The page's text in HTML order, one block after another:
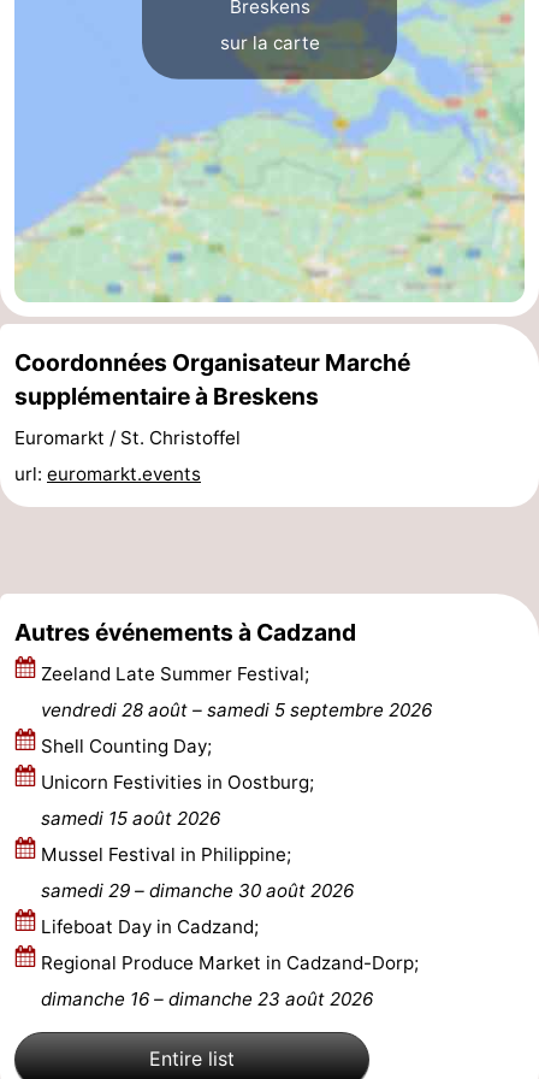
Route
-
Stationnement
Adresses
Médicales
Région
Walcheren
Domburg
-
Zoutelande
Vlissingen
-
Middelburg
Zeeuws-
Vlaanderen
-
Nieuwvliet
-
Breskens
-
Sluis
Cadzand-
-
Breskens
sur la carte
Coordonnées Organisateur Marché
supplémentaire à Breskens
Euromarkt / St. Christoffel
url: euromarkt.events
Autres événements à Cadzand
Zeeland Late Summer Festival;
vendredi 28 août –
samedi 5 septembre 2026
Shell Counting Day;
Unicorn Festivities in Oostburg;
samedi 15 août 2026
Mussel Festival in Philippine;
samedi 29 – dimanche 30 août 2026
Lifeboat Day in Cadzand;
Regional Produce Market in Cadzand-Dorp;
dimanche 16 – dimanche 23 août 2026
Entire list